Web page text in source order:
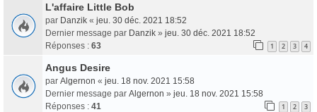
L'affaire Little Bob
par Danzik « jeu. 30 déc. 2021 18:52
Dernier message par Danzik » jeu. 30 déc. 2021 18:52
Réponses : 63 1 2 3 4
Angus Desire
par Algernon « jeu. 18 nov. 2021 15:58
Dernier message par Algernon » jeu. 18 nov. 2021 15:58
Réponses : 41 1 2 3